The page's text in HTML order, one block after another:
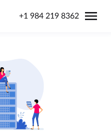
+1 984 219 8362 menu